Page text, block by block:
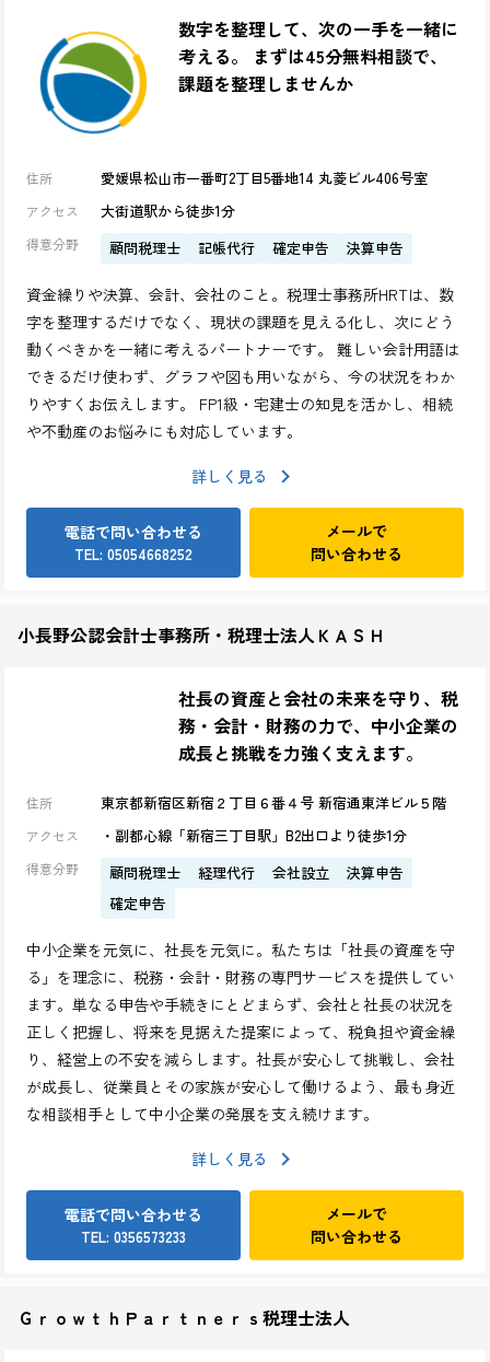
数字を整理して、次の一手を一緒に
考える。 まずは45分無料相談で、
課題を整理しませんか
住所 愛媛県松山市一番町2丁目5番地14 丸菱ビル406号室
アクセス 大街道駅から徒歩1分
得意分野 顧問税理士 記帳代行 確定申告 決算申告
資金繰りや決算、会計、会社のこと。税理士事務所HRTは、数
字を整理するだけでなく、現状の課題を見える化し、次にどう
動くべきかを一緒に考えるパートナーです。 難しい会計用語は
できるだけ使わず、グラフや図も用いながら、今の状況をわか
りやすくお伝えします。 FP1級・宅建士の知見を活かし、相続
や不動産のお悩みにも対応しています。
詳しく見る
電話で問い合わせる
TEL: 05054668252
メールで
問い合わせる
小長野公認会計士事務所・税理士法人ＫＡＳＨ
社長の資産と会社の未来を守り、税
務・会計・財務の力で、中小企業の
成長と挑戦を力強く支えます。
住所 東京都新宿区新宿２丁目６番４号 新宿通東洋ビル５階
アクセス ・副都心線「新宿三丁目駅」B2出口より徒歩1分
得意分野 顧問税理士 経理代行 会社設立
決算申告
確定申告
中小企業を元気に、社長を元気に。私たちは「社長の資産を守
る」を理念に、税務・会計・財務の専門サービスを提供してい
ます。単なる申告や手続きにとどまらず、会社と社長の状況を
正しく把握し、将来を見据えた提案によって、税負担や資金繰
り、経営上の不安を減らします。社長が安心して挑戦し、会社
が成長し、従業員とその家族が安心して働けるよう、最も身近
な相談相手として中小企業の発展を支え続けます。
詳しく見る
電話で問い合わせる
TEL: 0356573233
メールで
問い合わせる
ＧｒｏｗｔｈＰａｒｔｎｅｒｓ税理士法人